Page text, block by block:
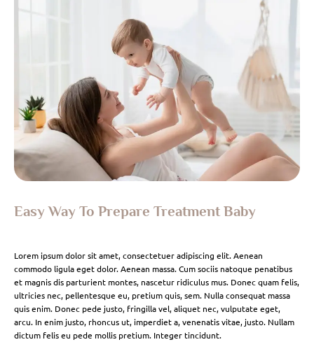
Easy Way To Prepare Treatment Baby
Lorem ipsum dolor sit amet, consectetuer adipiscing elit. Aenean
commodo ligula eget dolor. Aenean massa. Cum sociis natoque penatibus
et magnis dis parturient montes, nascetur ridiculus mus. Donec quam felis,
ultricies nec, pellentesque eu, pretium quis, sem. Nulla consequat massa
quis enim. Donec pede justo, fringilla vel, aliquet nec, vulputate eget,
arcu. In enim justo, rhoncus ut, imperdiet a, venenatis vitae, justo. Nullam
dictum felis eu pede mollis pretium. Integer tincidunt.